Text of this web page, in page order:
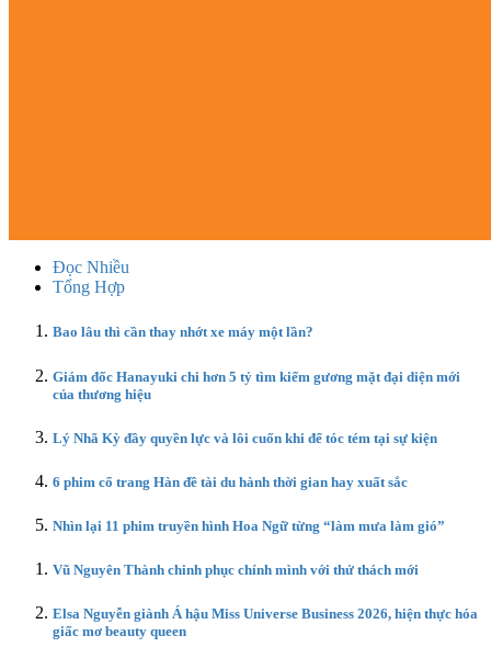
Đọc Nhiều
Tổng Hợp
Bao lâu thì cần thay nhớt xe máy một lần?
Giám đốc Hanayuki chi hơn 5 tỷ tìm kiếm gương mặt đại diện mới
của thương hiệu
Lý Nhã Kỳ đầy quyền lực và lôi cuốn khi để tóc tém tại sự kiện
6 phim cổ trang Hàn đề tài du hành thời gian hay xuất sắc
Nhìn lại 11 phim truyền hình Hoa Ngữ từng “làm mưa làm gió”
Vũ Nguyên Thành chinh phục chính mình với thử thách mới
Elsa Nguyễn giành Á hậu Miss Universe Business 2026, hiện thực hóa
giấc mơ beauty queen